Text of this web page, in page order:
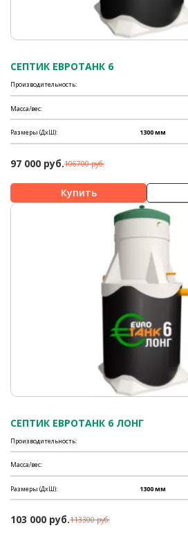
СЕПТИК ЕВРОТАНК 6
Производительность:
Масса/вес:
Размеры (ДхШ): 1300 мм
97 000 руб.106700 руб.
СЕПТИК ЕВРОТАНК 6 ЛОНГ
Производительность:
Масса/вес:
Размеры (ДхШ): 1300 мм
103 000 руб.113300 руб.